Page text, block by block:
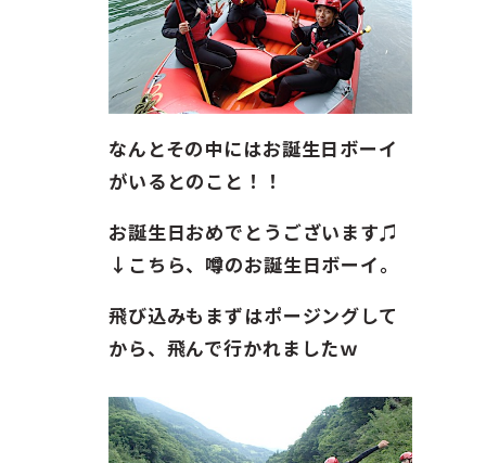
なんとその中にはお誕生日ボーイ
がいるとのこと！！
お誕生日おめでとうございます♫
↓こちら、噂のお誕生日ボーイ。
飛び込みもまずはポージングして
から、飛んで行かれましたｗ